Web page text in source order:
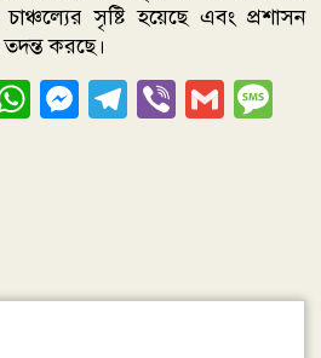
সৃষ্টি হয়েছে এবং প্রশাসন
করছে।
WhatsApp
Messenger
Telegram
Viber